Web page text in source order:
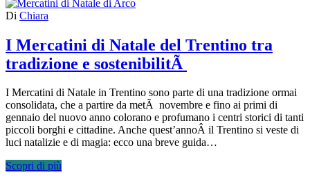
Di Chiara
I Mercatini di Natale del Trentino tra
tradizione e sostenibilitÃ
I Mercatini di Natale in Trentino sono parte di una tradizione ormai
consolidata, che a partire da metÃ novembre e fino ai primi di
gennaio del nuovo anno colorano e profumano i centri storici di tanti
piccoli borghi e cittadine. Anche quest’annoÂ il Trentino si veste di
luci natalizie e di magia: ecco una breve guida…
Scopri di più